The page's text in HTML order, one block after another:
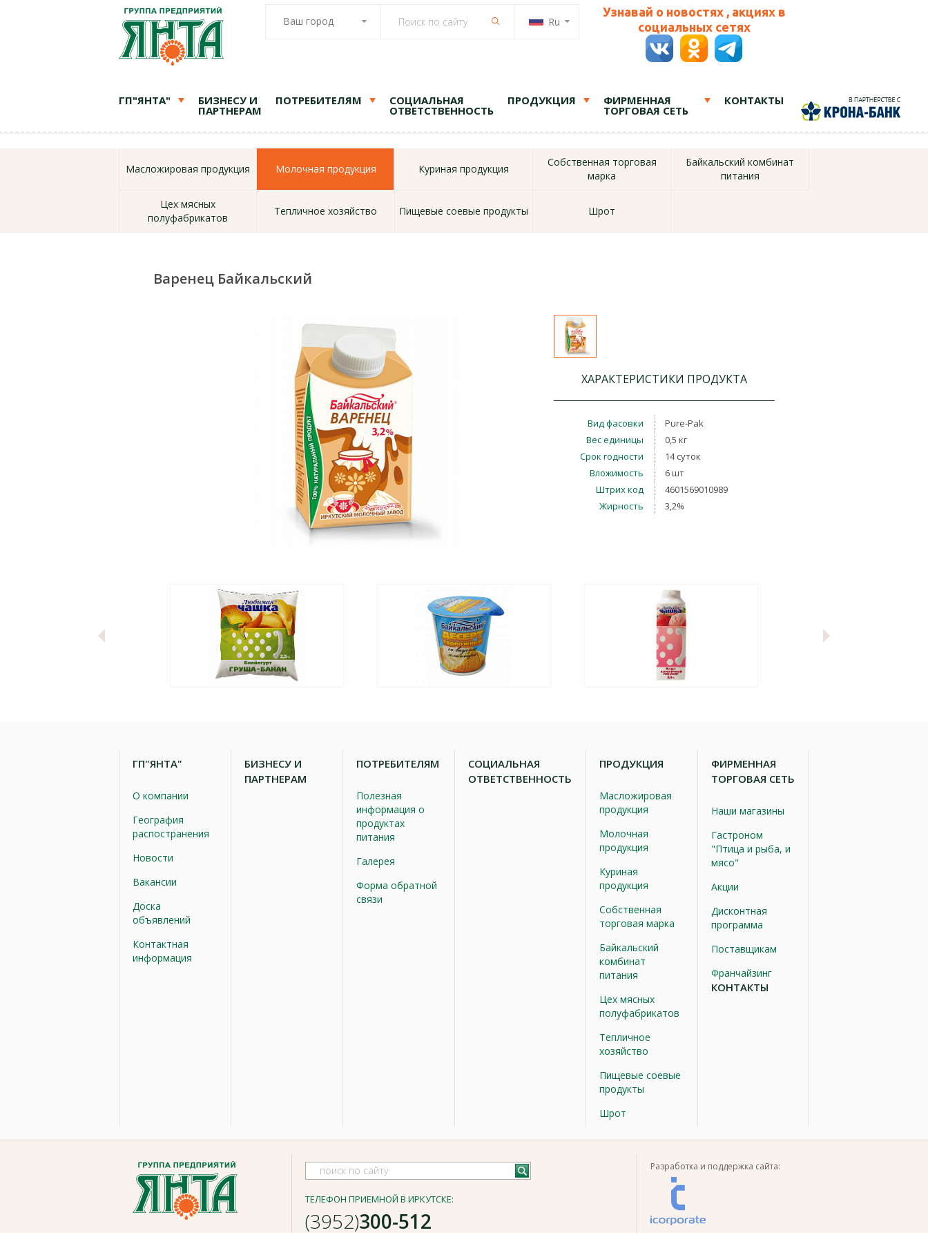
Ваш город Ru
Узнавай о новостях , акциях в
социальных сетях
ГП"ЯНТА" БИЗНЕСУ И
ПАРТНЕРАМ
ПОТРЕБИТЕЛЯМ СОЦИАЛЬНАЯ
ОТВЕТСТВЕННОСТЬ
ПРОДУКЦИЯ ФИРМЕННАЯ
ТОРГОВАЯ СЕТЬ
КОНТАКТЫ
Масложировая продукция Молочная продукция Куриная продукция
Собственная торговая
марка
Байкальский комбинат
питания
Цех мясных
полуфабрикатов
Тепличное хозяйство Пищевые соевые продукты Шрот
Варенец Байкальский
ХАРАКТЕРИСТИКИ ПРОДУКТА
Вид фасовки
Pure-Pak
Вес единицы
0,5 кг
Срок годности
14 суток
Вложимость
6 шт
Штрих код
4601569010989
Жирность
3,2%
ГП"ЯНТА"
О компании
География
распостранения
Новости
Вакансии
Доска
объявлений
Контактная
информация
БИЗНЕСУ И
ПАРТНЕРАМ
ПОТРЕБИТЕЛЯМ
Полезная
информация о
продуктах
питания
Галерея
Форма обратной
связи
СОЦИАЛЬНАЯ
ОТВЕТСТВЕННОСТЬ
ПРОДУКЦИЯ
Масложировая
продукция
Молочная
продукция
Куриная
продукция
Собственная
торговая марка
Байкальский
комбинат
питания
Цех мясных
полуфабрикатов
Тепличное
хозяйство
Пищевые соевые
продукты
Шрот
ФИРМЕННАЯ
ТОРГОВАЯ СЕТЬ
Наши магазины
Гастроном
"Птица и рыба, и
мясо"
Акции
Дисконтная
программа
Поставщикам
Франчайзинг
КОНТАКТЫ
ТЕЛЕФОН ПРИЕМНОЙ В ИРКУТСКЕ:
(3952)300-512
Разработка и поддержка сайта: